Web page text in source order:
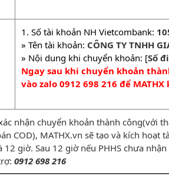
1. Số tài khoản NH Vietcombank:
» Tên tài khoản: CÔNG TY TNHH
» Nội dung khi chuyển khoản: [Số
Ngay sau khi chuyển khoản
vào zalo 0912 698 216 để
nhận chuyển khoản thành công(với
COD), MATHX.vn sẽ tạo và kích
12 giờ. Sau 12 giờ nếu PHHS chưa
0912 698 216